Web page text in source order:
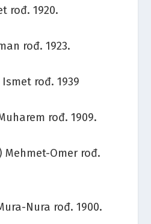
rođ. 1920.
rođ. 1923.
rođ. 1939
rođ. 1909.
Mehmet-Omer rođ.
Nura rođ. 1900.